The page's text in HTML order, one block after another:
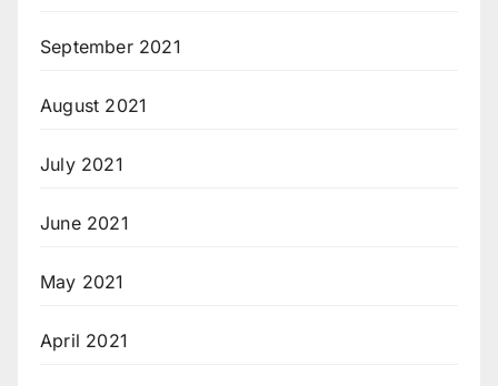
September 2021
August 2021
July 2021
June 2021
May 2021
April 2021